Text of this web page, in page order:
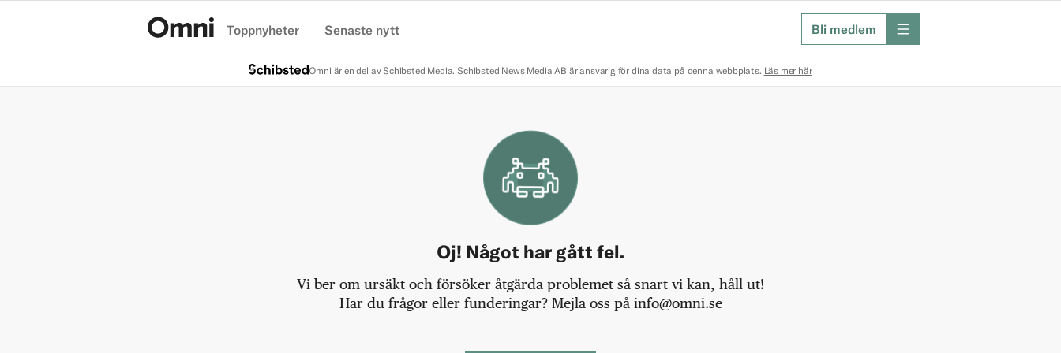
Toppnyheter Senaste nytt Bli medlem meny
Omni är en del av Schibsted Media. Schibsted News Media AB är ansvarig för dina data på denna webbplats. Läs mer här
Oj! Något har gått fel.
Vi ber om ursäkt och försöker åtgärda problemet så snart vi kan, håll ut!
Har du frågor eller funderingar? Mejla oss på info@omni.se